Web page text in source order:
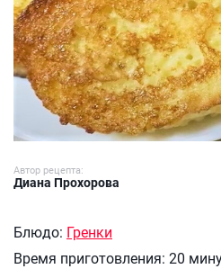
Автор рецепта:
Диана Прохорова
Блюдо: Гренки
Время приготовления: 20